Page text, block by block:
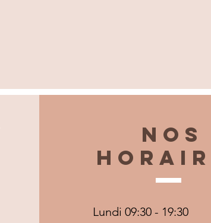
Nos
Lundi 09:30 - 19:30